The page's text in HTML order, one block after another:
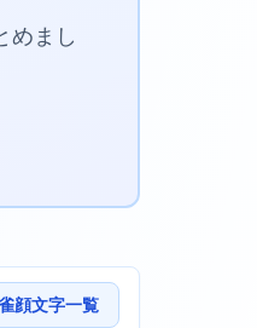
めまし
顔文字一覧